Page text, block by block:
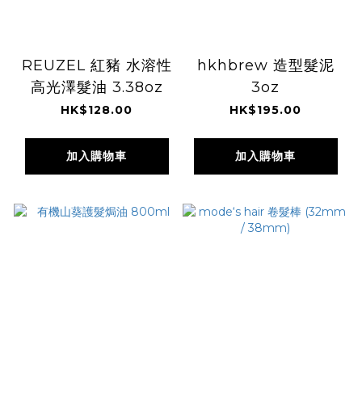
REUZEL 紅豬 水溶性
高光澤髮油 3.38oz
HK$128.00
加入購物車
hkhbrew 造型髮泥
3oz
HK$195.00
加入購物車